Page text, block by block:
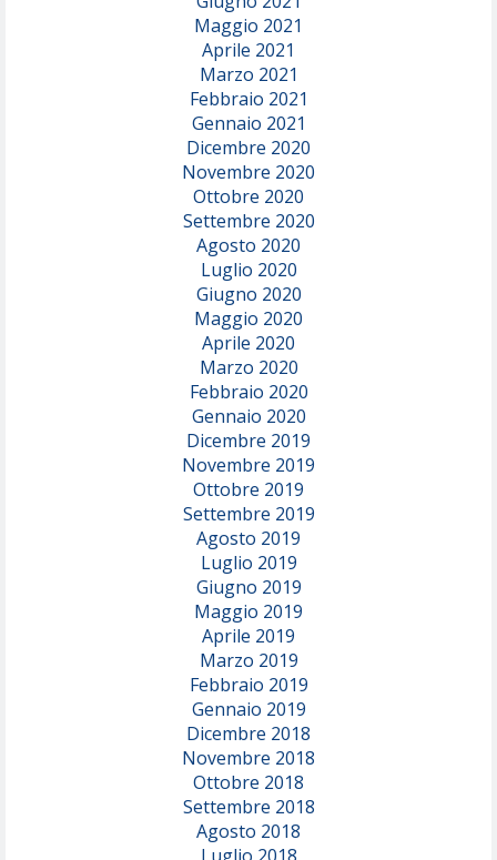
Maggio 2021
Aprile 2021
Marzo 2021
Febbraio 2021
Gennaio 2021
Dicembre 2020
Novembre 2020
Ottobre 2020
Settembre 2020
Agosto 2020
Luglio 2020
Giugno 2020
Maggio 2020
Aprile 2020
Marzo 2020
Febbraio 2020
Gennaio 2020
Dicembre 2019
Novembre 2019
Ottobre 2019
Settembre 2019
Agosto 2019
Luglio 2019
Giugno 2019
Maggio 2019
Aprile 2019
Marzo 2019
Febbraio 2019
Gennaio 2019
Dicembre 2018
Novembre 2018
Ottobre 2018
Settembre 2018
Agosto 2018